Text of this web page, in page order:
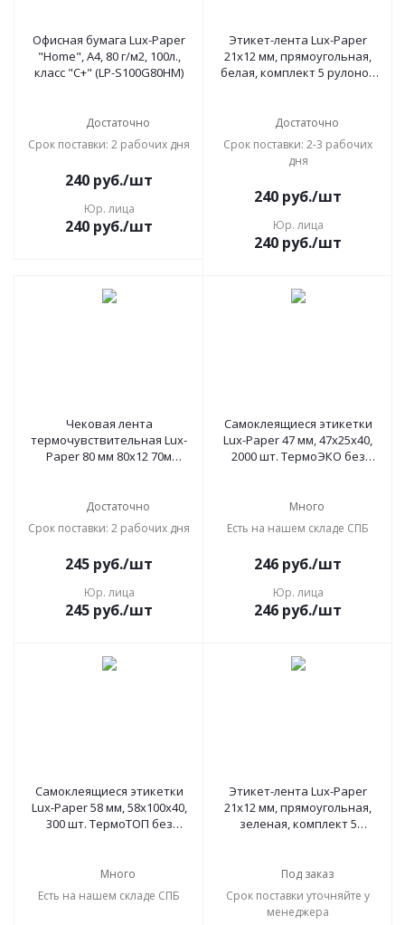
Офисная бумага Lux-Paper
"Home", A4, 80 г/м2, 100л.,
класс "C+" (LP-S100G80HM)
Достаточно
Срок поставки: 2 рабочих дня
240 руб./шт
Юр. лица
240 руб./шт
Этикет-лента Lux-Paper
21х12 мм, прямоугольная,
белая, комплект 5 рулонов
Достаточно
Срок поставки: 2-3 рабочих
дня
240 руб./шт
Юр. лица
240 руб./шт
Чековая лента
термочувствительная Lux-
Paper 80 мм 80х12 70м
Достаточно
Срок поставки: 2 рабочих дня
245 руб./шт
Юр. лица
245 руб./шт
Самоклеящиеся этикетки
Lux-Paper 47 мм, 47х25x40,
2000 шт. ТермоЭКО без
Много
Есть на нашем складе СПБ
246 руб./шт
Юр. лица
246 руб./шт
Самоклеящиеся этикетки
Lux-Paper 58 мм, 58х100х40,
300 шт. ТермоТОП без
Много
Есть на нашем складе СПБ
Этикет-лента Lux-Paper
21х12 мм, прямоугольная,
зеленая, комплект 5
Под заказ
Срок поставки уточняйте у
менеджера